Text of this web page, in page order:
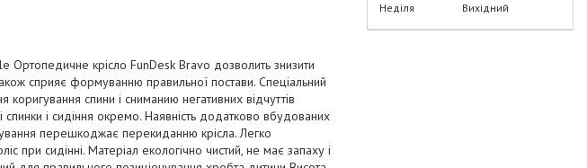
Ортопедичне крісло FunDesk Bravo дозволить знизити
сприяє формуванню правильної постави. Спеціальний
спини і сниманию негативних відчуттів
спинки і сидіння окремо. Наявність додатково вбудованих
перешкоджає перекиданню крісла. Легко
при сидінні. Матеріал екологічно чистий, не має запаху і
Неділя
Вихідний